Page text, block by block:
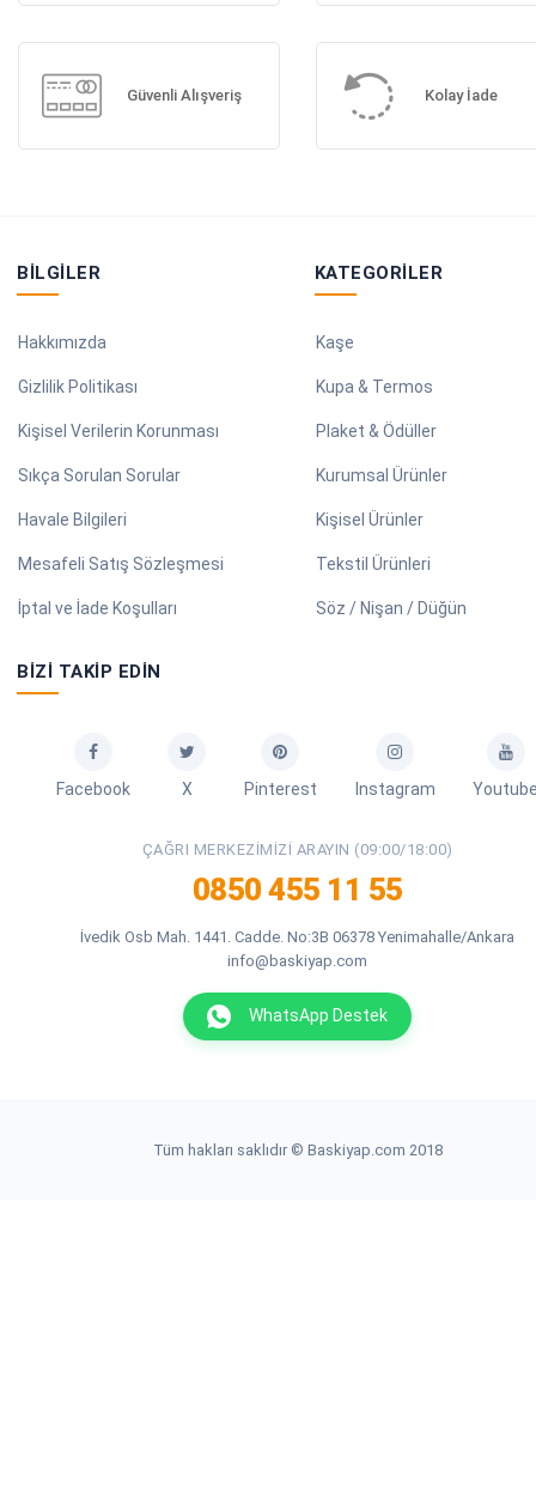
Güvenli Alışveriş Kolay İade
BILGILER
Hakkımızda
Gizlilik Politikası
Kişisel Verilerin Korunması
Sıkça Sorulan Sorular
Havale Bilgileri
Mesafeli Satış Sözleşmesi
İptal ve İade Koşulları
KATEGORILER
Kaşe
Kupa & Termos
Plaket & Ödüller
Kurumsal Ürünler
Kişisel Ürünler
Tekstil Ürünleri
Söz / Nişan / Düğün
BIZI TAKIP EDIN
Facebook X Pinterest Instagram
ÇAĞRI MERKEZIMIZI ARAYIN (09:00/18:00)
0850 455 11 55
İvedik Osb Mah. 1441. Cadde. No:3B 06378 Yenimahalle/Ankara
info@baskiyap.com
WhatsApp Destek
Tüm hakları saklıdır © Baskiyap.com 2018